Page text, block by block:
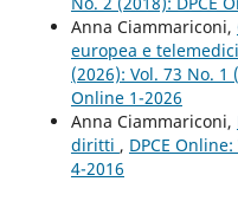
Anna Ciammariconi,
europea e
(2026): Vol. 73 No. 1
Online 1-2026
Anna Ciammariconi,
diritti , DPCE
4-2016